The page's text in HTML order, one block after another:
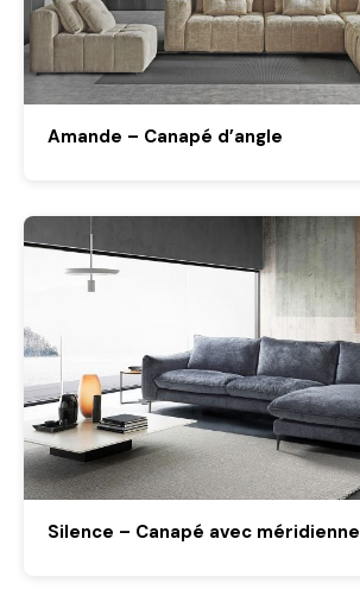
Amande – Canapé d’angle
Silence – Canapé avec méridienne